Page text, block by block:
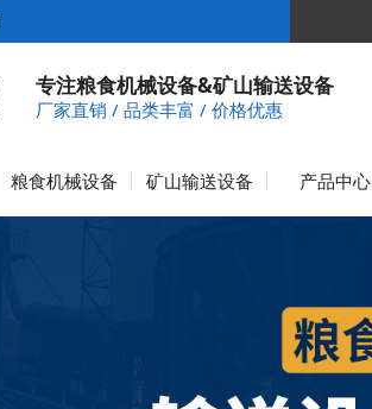
专注粮食机械设备&矿山输送设备
厂家直销 / 品类丰富 / 价格优惠
粮食机械设备 矿山输送设备 产品中心